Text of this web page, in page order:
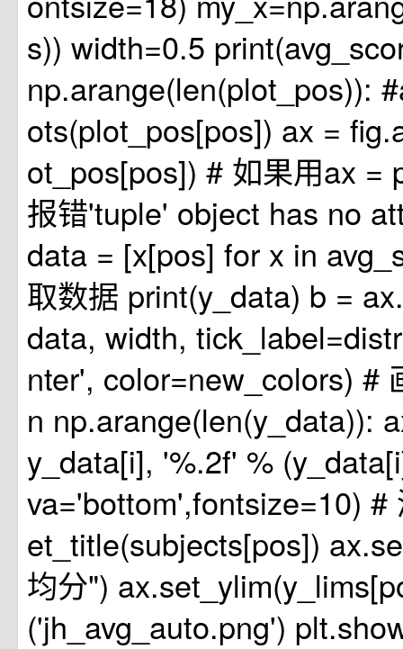
s)) width=0.5
np.arange(len(plot_pos)):
ots(plot_pos[pos]) ax =
ot_pos[pos]) # 如果用ax =
报错'tuple' object has no
data = [x[pos] for x in
取数据 print(y_data) b =
data, width,
nter', color=new_colors) #
n np.arange(len(y_data)):
y_data[i], '%.2f' %
va='bottom',fontsize=10) #
et_title(subjects[pos])
均分")
('jh_avg_auto.png')